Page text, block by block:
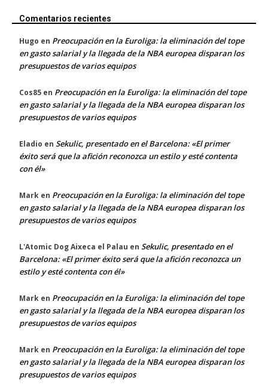
Comentarios recientes
Hugo en Preocupación en la Euroliga: la eliminación del tope
en gasto salarial y la llegada de la NBA europea disparan los
presupuestos de varios equipos
Cos85 en Preocupación en la Euroliga: la eliminación del tope
en gasto salarial y la llegada de la NBA europea disparan los
presupuestos de varios equipos
Eladio en Sekulic, presentado en el Barcelona: «El primer
éxito será que la afición reconozca un estilo y esté contenta
con él»
Mark en Preocupación en la Euroliga: la eliminación del tope
en gasto salarial y la llegada de la NBA europea disparan los
presupuestos de varios equipos
L'Atomic Dog Aixeca el Palau en Sekulic, presentado en el
Barcelona: «El primer éxito será que la afición reconozca un
estilo y esté contenta con él»
Mark en Preocupación en la Euroliga: la eliminación del tope
en gasto salarial y la llegada de la NBA europea disparan los
presupuestos de varios equipos
Mark en Preocupación en la Euroliga: la eliminación del tope
en gasto salarial y la llegada de la NBA europea disparan los
presupuestos de varios equipos